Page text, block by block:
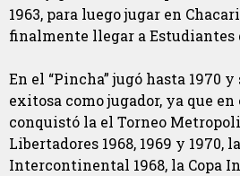
1963, para luego jugar en
finalmente llegar a Estudiantes
En el “Pincha” jugó hasta 1970
exitosa como jugador, ya que
conquistó la el Torneo
Libertadores 1968, 1969 y 1970,
Intercontinental 1968, la Copa